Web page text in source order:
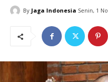
By Jaga Indonesia Senin, 1